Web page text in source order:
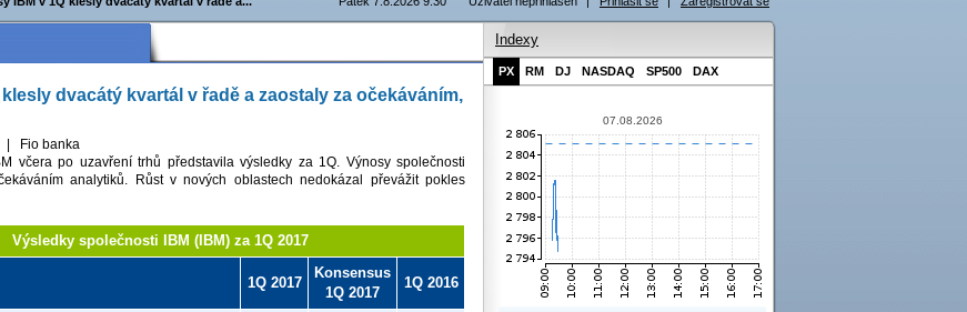
dvacátý kvartál v řadě a zaostaly za očekáváním,
Fio banka
včera po uzavření trhů představila výsledky za 1Q. Výnosy společnosti
analytiků. Růst v nových oblastech nedokázal převážit pokles
Výsledky společnosti IBM (IBM) za 1Q 2017
1Q 2017
Konsensus
1Q 2017
1Q 2016
Indexy
PX RM DJ NASDAQ SP500 DAX
07.08.2026